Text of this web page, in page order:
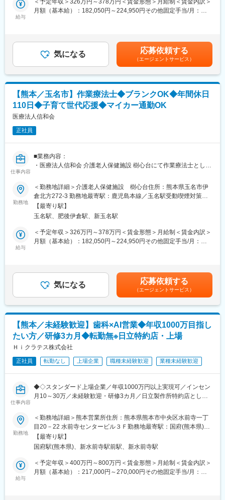
・福祉用具の提案・紹介
・利用者の施設への送迎 他
《子育て応援求人》
◎子の看護休暇取得実績多数
◎育児休業や短時間労働など家庭との両立を支援
■当社について：
・当法人は、昭和12年に診療所として開設以来、地域の皆様の暖
かいご支援のもと、地域密着型の精神科医療に取り組んでいま
・大牟田保養院、介護老人保健施設はなぞの、城ヶ崎病院、介護
老人保健施設樹心台の4施設を中心に、生活支援センター、小規模
ら、安心・安全な医療・介護・福祉のトータルヘルスケアを目指
します。
■特徴：
・平成7年11月に開設した施設で、100床の入所、45名の通所が可
能です。
・大牟田市に本部があり、精神科病院を2病院、老人保健施設を2
す。
ション、日常生活のお世話を行います。
・短期入所療養介護（ショートステイ）、通所リハビリテーショ
ン、訪問看護ステーション、訪問リハビリテーションなどの地域
の在宅ケアを支援する施設でもあります。
◇定員数：100床（ショートステイ含む）／通所リハビリテーシ
ョン45名
◇関連事業：通所リハビリテーション／居宅介護支援事業所／訪
問看護ステーション／訪問リハビリテーション
変更の範囲：会社の定める業務
給与
月額（基本給）：182,050円～224,950円その他固定手当/月：
【昇給】年1回、1月あたり1,300円～2,000円賃金はあくまでも目
安の金額であり、選考を通じて上下する可能性があります。月給
(月額)は固定手当を含めた表記です。
気になる 応募依頼する
（エージェントサービス）
【熊本／玉名市】作業療法士◆ブランクOK◆年間休日
110日◆子育て世代応援◆マイカー通勤OK
医療法人信和会
正社員
仕事内容
■業務内容：
・医療法人信和会 介護老人保健施設 樹心台にて作業療法士として
■業務詳細：
・施設利用者の機能回復訓練および関係書類作成
・利用者様宅への訪問
・担当者会議への出席
・レクリエーションの企画
・福祉用具の提案・紹介
・利用者の施設への送迎 他
《子育て応援求人》
◎子の看護休暇取得実績多数
◎育児休業や短時間労働など家庭との両立を支援
■当社について：
・当法人は、昭和12年に診療所として開設以来、地域の皆様の暖
かいご支援のもと、地域密着型の精神科医療に取り組んでいま
・大牟田保養院、介護老人保健施設はなぞの、城ヶ崎病院、介護
老人保健施設樹心台の4施設を中心に、生活支援センター、小規模
ら、安心・安全な医療・介護・福祉のトータルヘルスケアを目指
します。
■特徴：
・平成7年11月に開設した施設で、100床の入所、45名の通所が可
能です。
・大牟田市に本部があり、精神科病院を2病院、老人保健施設を2
す。
勤務地
＜勤務地詳細＞介護老人保健施設 樹心台住所：熊本県玉名市伊
倉北方272-3 勤務地最寄駅：鹿児島本線／玉名駅受動喫煙対策：
屋内全面禁煙変更の範囲：会社の定める事業所
【最寄り駅】
玉名駅、肥後伊倉駅、新玉名駅
給与
＜予定年収＞326万円～378万円＜賃金形態＞月給制＜賃金内訳＞
月額（基本給）：182,050円～224,950円その他固定手当/月：
【昇給】年1回、1月あたり1,300円～2,000円賃金はあくまでも目
安の金額であり、選考を通じて上下する可能性があります。月給
(月額)は固定手当を含めた表記です。
気になる 応募依頼する
（エージェントサービス）
【熊本／未経験歓迎】歯科×AI営業◆年収1000万目指し
たい方／研修3カ月◆転勤無※日立特約店・上場
Ｈｉクラテス株式会社
正社員 転勤なし 上場企業 職種未経験歓迎 業種未経験歓迎
仕事内容
◆◇スタンダード上場企業／年収1000万円以上実現可／インセン
月10～30万／未経験歓迎・研修3カ月／日立製作所特約店として
倒的に稼ぎたい方へ◆◇
■業務内容
医療×AIソリューション営業
・顧客の業務効率を高めるシステム提案（BtoB営業）
・システムの操作説明、サポート、新規システムの導入提案
・顧客からの依頼・要望等のヒアリング
勤務地
＜勤務地詳細＞熊本営業所住所：熊本県熊本市中央区水前寺一丁
目20－22 水前寺センタービル３Ｆ勤務地最寄駅：国府(熊本県)駅
受動喫煙対策：屋内全面禁煙変更の範囲：会社の定める事業所
【最寄り駅】
国府駅(熊本県)、新水前寺駅前駅、新水前寺駅
給与
＜予定年収＞400万円～800万円＜賃金形態＞月給制＜賃金内訳＞
月額（基本給）：217,000円～270,000円その他固定手当/月：